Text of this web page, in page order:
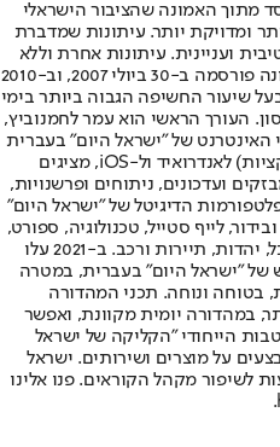
מתוך האמונה שהציבור הישראלי
ומדויקת יותר. עיתונות שמדברת
ועניינית. עיתונות אחרת וללא
תשלום. המהדורה המודפסת הראשונה פורסמה ב-30 ביולי 2007, וב-2010
שיעור החשיפה הגבוה ביותר בימי
העורך הראשי הוא עמר לחמנוביץ,
האינטרנט של "ישראל היום" בעברית
ובאנגלית, כמו כן היישומונים (אפליקציות) לאנדרואיד ול-iOS, מציגים
ועדכונים, ניתוחים ופרשנויות,
הדיגיטל של "ישראל היום"
לייף סטייל, טכנולוגיה, ספורט,
כלכלה וצרכנות, בריאות, חיילים, אוכל, יהדות, תיירות ורכב. ב-2021 עלו
של "ישראל היום" בעברית, במטרה
בטוחה ונוחה. תכני המהדורה
במהדורה יומית מקוונת, ואפשר
הייחודי "הקליקה של ישראל
על מוצרים ושירותים. ישראל
לשיפור מקהל הקוראים. פנו אלינו